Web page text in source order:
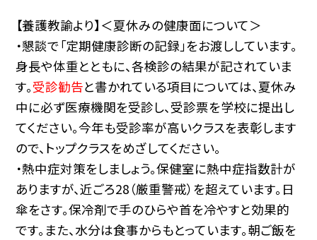
【養護教諭より】＜夏休みの健康面について＞
・懇談で「定期健康診断の記録」をお渡ししています。
身長や体重とともに、各検診の結果が記されていま
す。受診勧告と書かれている項目については、夏休み
中に必ず医療機関を受診し、受診票を学校に提出し
てください。今年も受診率が高いクラスを表彰します
ので、トップクラスをめざしてください。
・熱中症対策をしましょう。保健室に熱中症指数計が
ありますが、近ごろ28（厳重警戒）を超えています。日
傘をさす。保冷剤で手のひらや首を冷やすと効果的
です。また、水分は食事からもとっています。朝ご飯を